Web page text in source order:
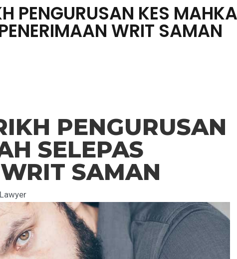
PENGURUSAN KES
WRIT SAMAN
PENGURUSAN
SELEPAS
SAMAN